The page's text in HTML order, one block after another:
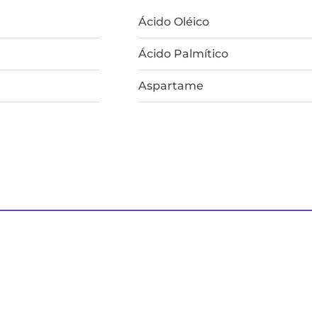
Ácido Oléico
Ácido Palmítico
Aspartame